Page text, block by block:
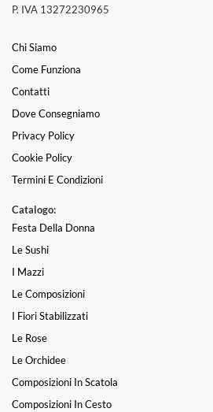
P. IVA 13272230965
Chi Siamo
Come Funziona
Contatti
Dove Consegniamo
Privacy Policy
Cookie Policy
Termini E Condizioni
Catalogo:
Festa Della Donna
Le Sushi
I Mazzi
Le Composizioni
I Fiori Stabilizzati
Le Rose
Le Orchidee
Composizioni In Scatola
Composizioni In Cesto